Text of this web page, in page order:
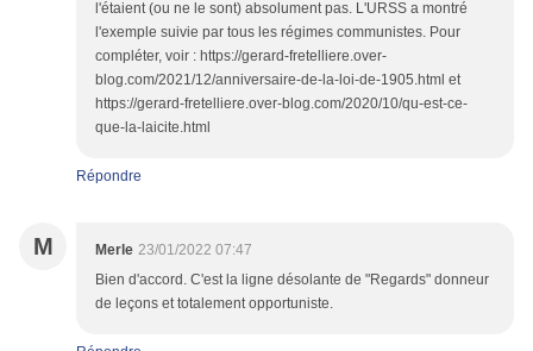
l'étaient (ou ne le sont) absolument pas. L'URSS a montré
l'exemple suivie par tous les régimes communistes. Pour
compléter, voir : https://gerard-fretelliere.over-
blog.com/2021/12/anniversaire-de-la-loi-de-1905.html et
https://gerard-fretelliere.over-blog.com/2020/10/qu-est-ce-
que-la-laicite.html
Répondre
M Merle 23/01/2022 07:47
Bien d'accord. C'est la ligne désolante de "Regards" donneur
de leçons et totalement opportuniste.